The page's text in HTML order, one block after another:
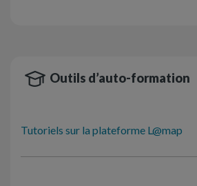
Outils d’auto-formation
Tutoriels sur la plateforme L@map